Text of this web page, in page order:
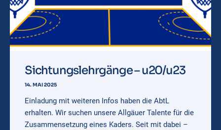
Sichtungslehrgänge – u20/u23
14. MAI 2025
Einladung mit weiteren Infos haben die AbtL
erhalten. Wir suchen unsere Allgäuer Talente für die
Zusammensetzung eines Kaders. Seit mit dabei –